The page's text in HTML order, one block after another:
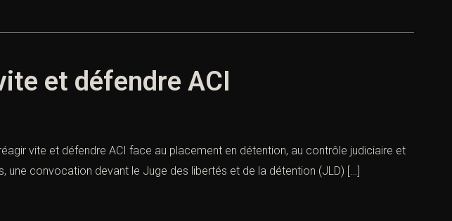
et défendre ACI
vite et défendre ACI face au placement en détention, au contrôle judiciaire et
une convocation devant le Juge des libertés et de la détention (JLD) […]